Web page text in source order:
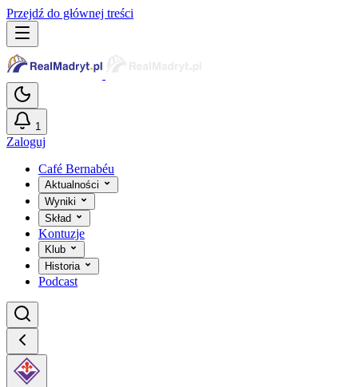
Przejdź do głównej treści
1
Zaloguj
Café Bernabéu
Aktualności
Wyniki
Skład
Kontuzje
Klub
Historia
Podcast